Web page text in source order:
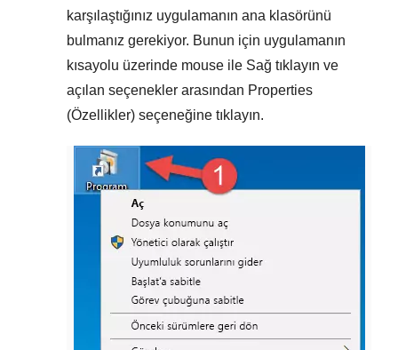
karşılaştığınız uygulamanın ana klasörünü
bulmanız gerekiyor. Bunun için uygulamanın
kısayolu üzerinde mouse ile Sağ tıklayın ve
açılan seçenekler arasından Properties
(Özellikler) seçeneğine tıklayın.